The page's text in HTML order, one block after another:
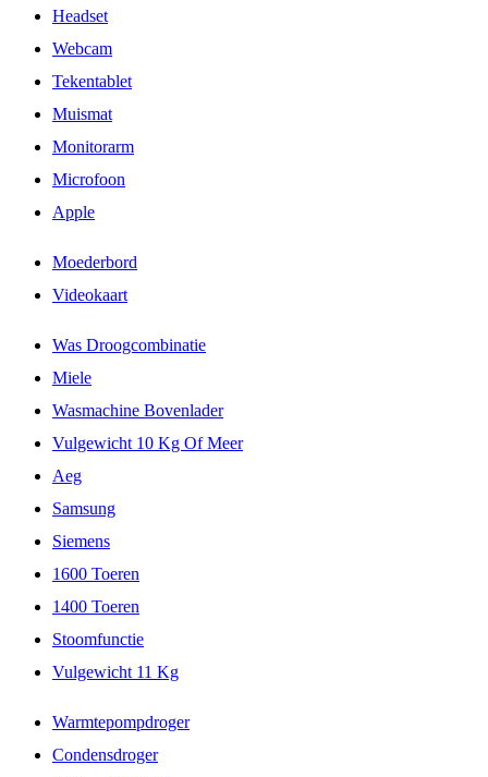
Headset
Webcam
Tekentablet
Muismat
Monitorarm
Microfoon
Apple
Moederbord
Videokaart
Was Droogcombinatie
Miele
Wasmachine Bovenlader
Vulgewicht 10 Kg Of Meer
Aeg
Samsung
Siemens
1600 Toeren
1400 Toeren
Stoomfunctie
Vulgewicht 11 Kg
Warmtepompdroger
Condensdroger